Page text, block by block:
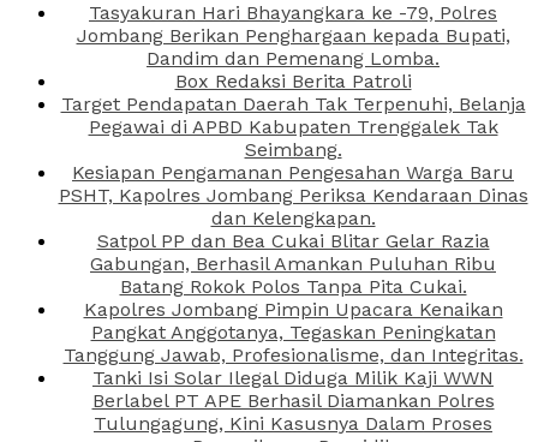
Tasyakuran Hari Bhayangkara ke -79, Polres
Jombang Berikan Penghargaan kepada Bupati,
Dandim dan Pemenang Lomba.
Box Redaksi Berita Patroli
Target Pendapatan Daerah Tak Terpenuhi, Belanja
Pegawai di APBD Kabupaten Trenggalek Tak
Seimbang.
Kesiapan Pengamanan Pengesahan Warga Baru
PSHT, Kapolres Jombang Periksa Kendaraan Dinas
dan Kelengkapan.
Satpol PP dan Bea Cukai Blitar Gelar Razia
Gabungan, Berhasil Amankan Puluhan Ribu
Batang Rokok Polos Tanpa Pita Cukai.
Kapolres Jombang Pimpin Upacara Kenaikan
Pangkat Anggotanya, Tegaskan Peningkatan
Tanggung Jawab, Profesionalisme, dan Integritas.
Tanki Isi Solar Ilegal Diduga Milik Kaji WWN
Berlabel PT APE Berhasil Diamankan Polres
Tulungagung, Kini Kasusnya Dalam Proses